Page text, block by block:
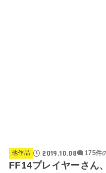
他作品 2019.10.08 175件
FF14プレイヤーさん